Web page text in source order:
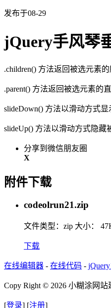
发布于08-29
jQuery手风琴
.children() 方法返回被选元素的
.parent() 方法返回被选元素的
slideDown() 方法以滑动方式显
slideUp() 方法以滑动方式隐藏
分享到微信朋友圈
X
附件下载
codeolrun21.zip
文件类型：zip 大小：
下载
在线编辑器 - 在线代码 -
Copy Right © 2026 小糊涂网站
[登录] [注册]